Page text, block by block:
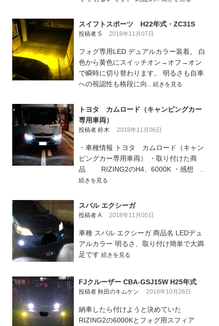
スイフトスポーツ H22年式・ZC31S
投稿者 S 2018年11月07日
フォグ専用LED デュアルカラー装着。 白
色から黄色にスイッチオン→オフ→オン
で瞬時に切り替わります。 明るさも自車
への視認性も格段に向.. 続きを見る
トヨタ カムロード（キャンピングカー
専用車両）
投稿者 鈴木 2018年11月06日
・車種情報 トヨタ カムロード（キャン
ピングカー専用車両） ・取り付けた商
品 RIZING2のH4、6000K ・感想 ..
続きを見る
スバル エクシーガ
投稿者 A 2018年11月05日
車種 スバル エクシーガ 商品名 LEDデュ
アルカラー 明るさ、取り付け簡単で大満
足です 続きを見る
FJクルーザー CBA-GSJ15W H25年式
投稿者 秋田のキムケン 2018年10月26日
納車したら付けようと決めていた
RIZING2の6000Kとフォグ用スフィア